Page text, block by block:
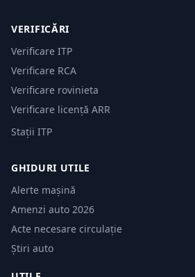
VERIFICĂRI
Verificare ITP
Verificare RCA
Verificare rovinieta
Verificare licență ARR
Stații ITP
GHIDURI UTILE
Alerte mașină
Amenzi auto 2026
Acte necesare circulație
Știri auto